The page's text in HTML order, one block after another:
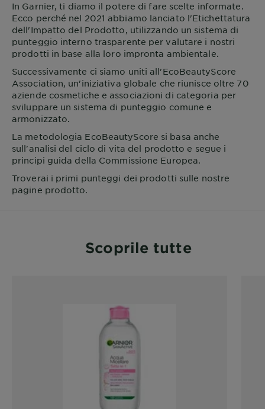
In Garnier, ti diamo il potere di fare scelte informate.
Ecco perché nel 2021 abbiamo lanciato l'Etichettatura
dell'Impatto del Prodotto, utilizzando un sistema di
punteggio interno trasparente per valutare i nostri
prodotti in base alla loro impronta ambientale.
Successivamente ci siamo uniti all'EcoBeautyScore
Association, un'iniziativa globale che riunisce oltre 70
aziende cosmetiche e associazioni di categoria per
sviluppare un sistema di punteggio comune e
armonizzato.
La metodologia EcoBeautyScore si basa anche
sull'analisi del ciclo di vita del prodotto e segue i
principi guida della Commissione Europea.
Troverai i primi punteggi dei prodotti sulle nostre
pagine prodotto.
Scoprile tutte